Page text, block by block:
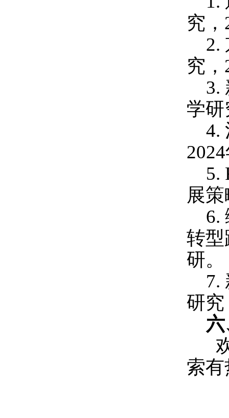
究，
2.
究，
3.
学
4.
2024
5.
展
6.
转
研。
7.
研究
索